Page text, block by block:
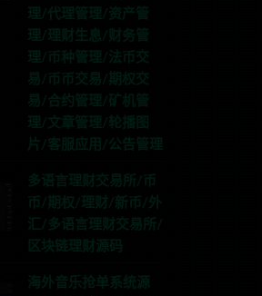
理/代理管理/资产管
理/理财生息/财务管
理/币种管理/法币交
易/币币交易/期权交
易/合约管理/矿机管
理/文章管理/轮播图
片/客服应用/公告管理
多语言理财交易所/币
币/期权/理财/新币/外
汇/多语言理财交易所/
区块链理财源码
海外音乐抢单系统源